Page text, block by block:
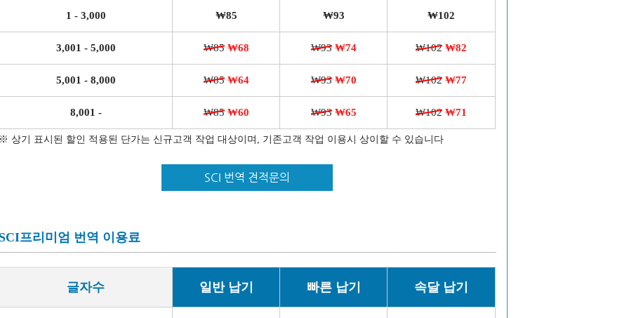
1 - 3,000 ₩85 ₩93 ₩102
3,001 - 5,000 ₩85 ₩68 ₩93 ₩74 ₩102 ₩82
5,001 - 8,000 ₩85 ₩64 ₩93 ₩70 ₩102 ₩77
8,001 - ₩85 ₩60 ₩93 ₩65 ₩102 ₩71
상기 표시된 할인 적용된 단가는 신규고객 작업 대상이며, 기존고객 작업 이용시 상이할 수 있습니다
SCI 번역 견적문의
프리미엄 번역 이용료
글자수 일반 납기 빠른 납기 속달 납기